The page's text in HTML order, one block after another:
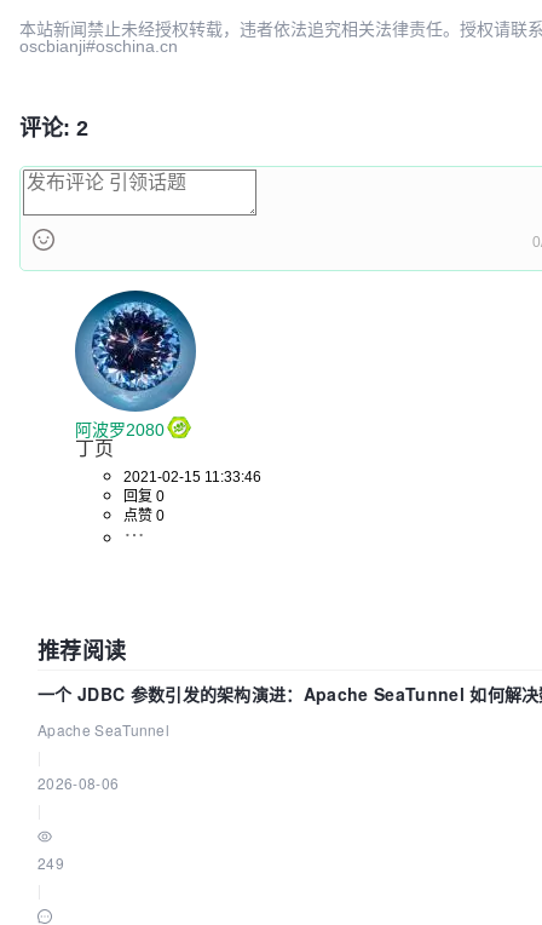
本站新闻禁止未经授权转载，违者依法追究相关法律责任。授权请联
oscbianji#oschina.cn
评论: 2
阿波罗2080
丁页
2021-02-15 11:33:46
回复 0
点赞 0
推荐阅读
一个 JDBC 参数引发的架构演进：Apache SeaTunnel 如何解
的“定时 Flush”难题
Apache SeaTunnel
2026-08-06
249